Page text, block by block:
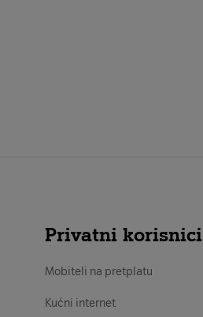
Privatni korisnici
Mobiteli na pretplatu
Kućni internet